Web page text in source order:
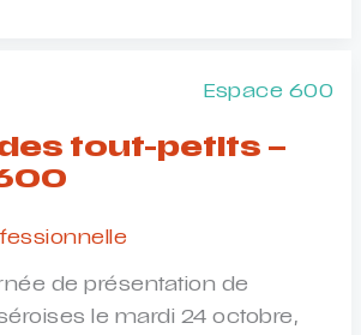
Espace 600
tout-petits –
de présentation de
le mardi 24 octobre,